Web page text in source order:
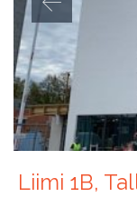
Liimi 1B,